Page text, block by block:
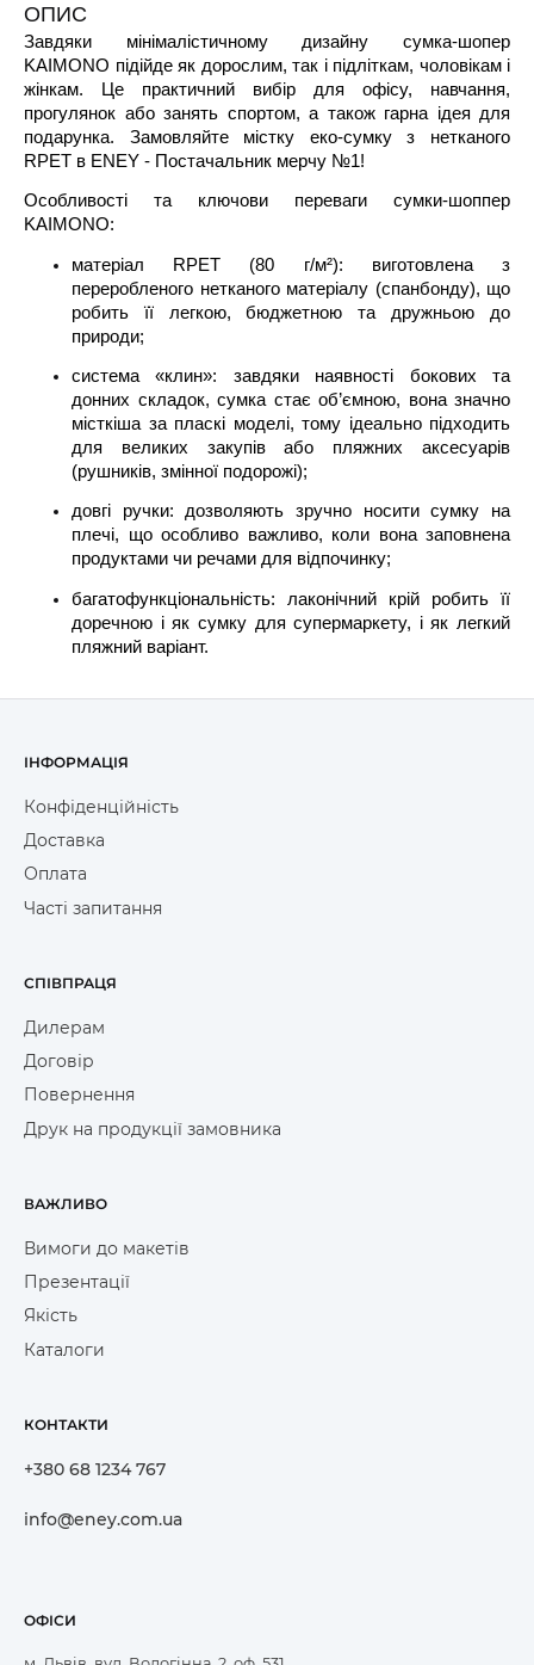
ОПИС
Завдяки мінімалістичному дизайну сумка-шопер
KAIMONO підійде як дорослим, так і підліткам, чоловікам і
жінкам. Це практичний вибір для офісу, навчання,
прогулянок або занять спортом, а також гарна ідея для
подарунка. Замовляйте містку еко-сумку з нетканого
RPET в ENEY - Постачальник мерчу №1!
Особливості та ключови переваги сумки-шоппер
KAIMONO:
матеріал RPET (80 г/м²): виготовлена з
переробленого нетканого матеріалу (спанбонду), що
робить її легкою, бюджетною та дружньою до
природи;
система «клин»: завдяки наявності бокових та
донних складок, сумка стає об’ємною, вона значно
місткіша за пласкі моделі, тому ідеально підходить
для великих закупів або пляжних аксесуарів
(рушників, змінної подорожі);
довгі ручки: дозволяють зручно носити сумку на
плечі, що особливо важливо, коли вона заповнена
продуктами чи речами для відпочинку;
багатофункціональність: лаконічний крій робить її
доречною і як сумку для супермаркету, і як легкий
пляжний варіант.
ІНФОРМАЦІЯ
Конфіденційність
Доставка
Оплата
Часті запитання
СПІВПРАЦЯ
Дилерам
Договір
Повернення
Друк на продукції замовника
ВАЖЛИВО
Вимоги до макетів
Презентації
Якість
Каталоги
КОНТАКТИ
+380 68 1234 767
info@eney.com.ua
ОФІСИ